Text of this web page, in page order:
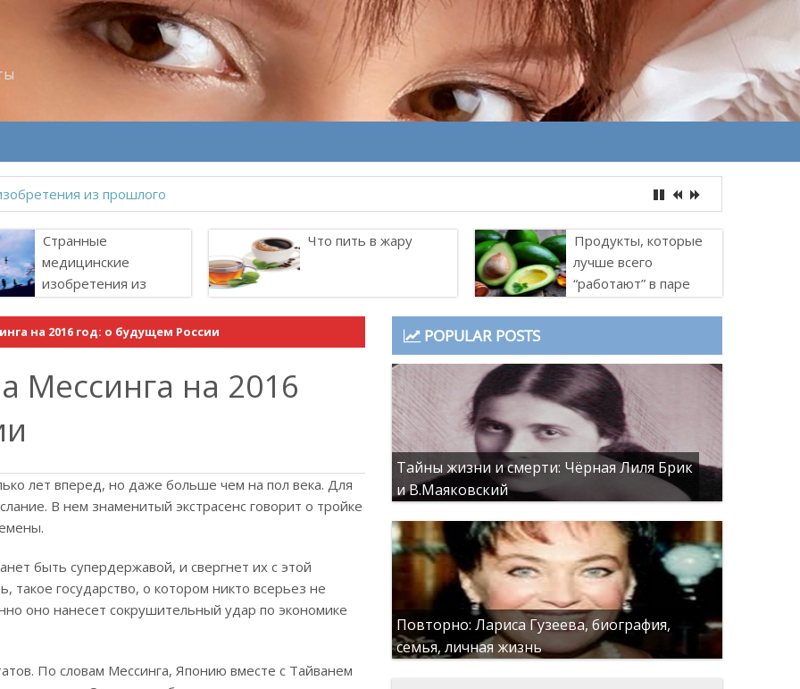
Странные
медицинские
изобретения из
Что пить в жару
Продукты, которые
лучше всего
“работают” в паре
на 2016 год: о будущем России
Мессинга на 2016
лет вперед, но даже больше чем на пол века. Для
В нем знаменитый экстрасенс говорит о тройке
быть супердержавой, и свергнет их с этой
государство, о котором никто всерьез не
оно нанесет сокрушительный удар по экономике
По словам Мессинга, Японию вместе с Тайванем
POPULAR POSTS
Тайны жизни и смерти: Чёрная Лиля Брик
и В.Маяковский
Повторно: Лариса Гузеева, биография,
семья, личная жизнь